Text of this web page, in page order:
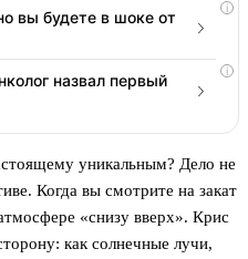
i
вы будете в шоке от
i
назвал первый
уникальным? Дело не
Когда вы смотрите на закат
«снизу вверх». Крис
как солнечные лучи,